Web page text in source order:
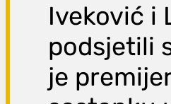
Iveković i
podsjetili
je